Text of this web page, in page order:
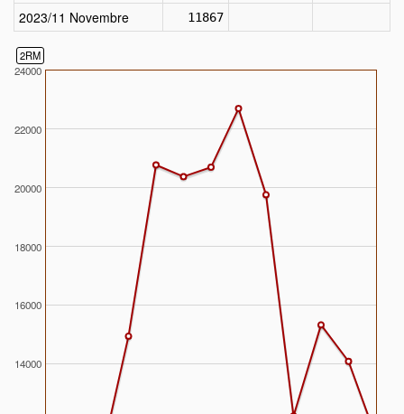
2023/11 Novembre 11867
2RM
14000
16000
18000
20000
22000
24000